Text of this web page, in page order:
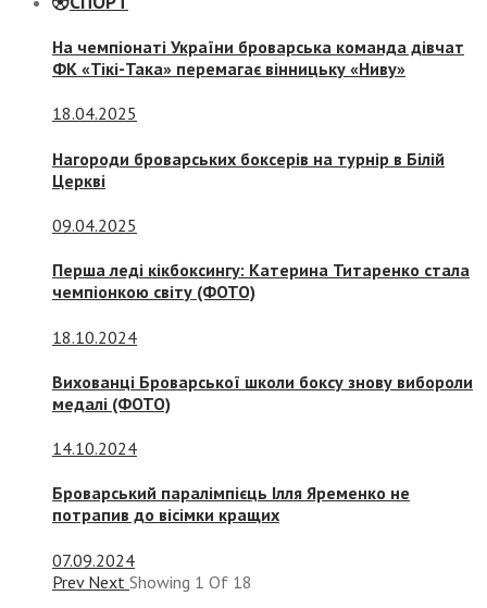
На чемпіонаті України броварська команда дівчат
ФК «Тікі-Така» перемагає вінницьку «Ниву»
18.04.2025
Нагороди броварських боксерів на турнір в Білій
Церкві
09.04.2025
Перша леді кікбоксингу: Катерина Титаренко стала
чемпіонкою світу (ФОТО)
18.10.2024
Вихованці Броварської школи боксу знову вибороли
медалі (ФОТО)
14.10.2024
Броварський паралімпієць Ілля Яременко не
потрапив до вісімки кращих
07.09.2024
Prev Next Showing 1 Of 18